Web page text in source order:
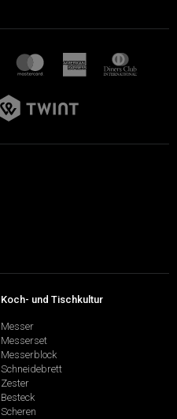
Koch- und Tischkultur
Messer
Messerset
Messerblock
Schneidebrett
Zester
Besteck
Scheren